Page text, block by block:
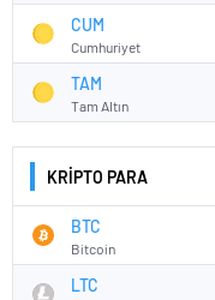
CUM
Cumhuriyet
TAM
Tam Altın
KRİPTO PARA
BTC
Bitcoin
LTC